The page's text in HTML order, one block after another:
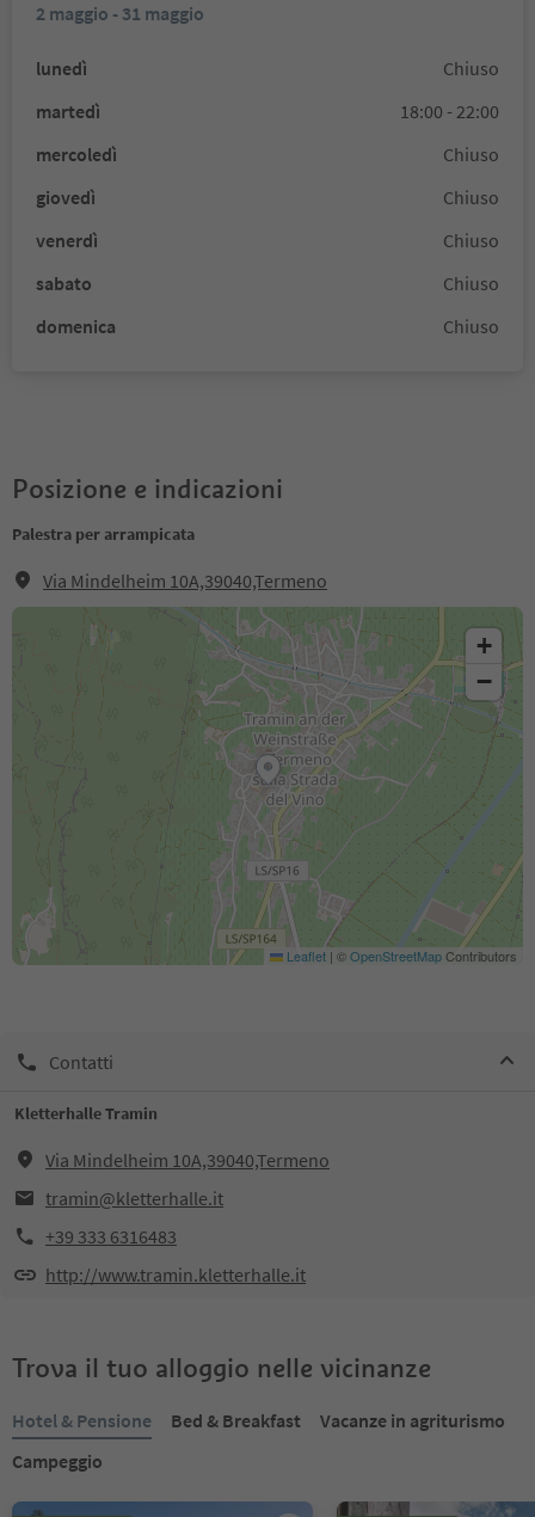
2 maggio - 31 maggio
lunedì
Chiuso
martedì
18:00 - 22:00
mercoledì
Chiuso
giovedì
Chiuso
venerdì
Chiuso
sabato
Chiuso
domenica
Chiuso
Posizione e indicazioni
Palestra per arrampicata
Via Mindelheim 10A,39040,Termeno
+
−
Leaflet | ©OpenStreetMapContributors
Contatti
Kletterhalle Tramin
Via Mindelheim 10A,39040,Termeno
tramin@kletterhalle.it
+39 333 6316483
http://www.tramin.kletterhalle.it
Trova il tuo alloggio nelle vicinanze
Hotel & Pensione Bed & Breakfast
Vacanze in agriturismo
Campeggio